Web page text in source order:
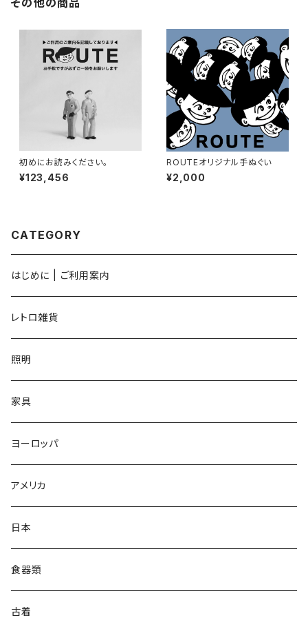
その他の商品
初めにお読みください。
¥123,456
ROUTEオリジナル手ぬぐい
¥2,000
CATEGORY
はじめに | ご利用案内
レトロ雑貨
照明
家具
ヨーロッパ
アメリカ
日本
食器類
古着